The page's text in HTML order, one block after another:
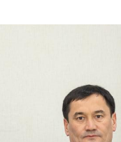
представителей